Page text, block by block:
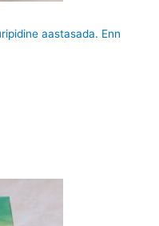
aastasada. Enn